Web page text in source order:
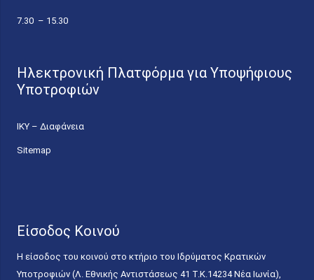
7.30 – 15.30
Ηλεκτρονική Πλατφόρμα για Υποψήφιους
Υποτροφιών
ΙΚΥ – Διαφάνεια
Sitemap
Είσοδος Κοινού
Η είσοδος του κοινού στο κτήριο του Ιδρύματος Κρατικών
Υποτροφιών (Λ. Εθνικής Αντιστάσεως 41 T.K.14234 Νέα Ιωνία),